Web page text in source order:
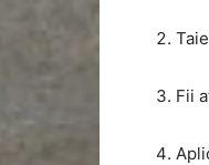
Fii